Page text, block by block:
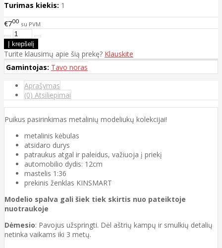
Turimas kiekis: 1
€700 su PVM
Turite klausimų apie šią prekę? Klauskite
Gamintojas: Tavo noras
Aprašymas
(0) Atsiliepimai
Puikus pasirinkimas metalinių modeliukų kolekcijai!
metalinis kėbulas
atsidaro durys
patraukus atgal ir paleidus, važiuoja į priekį
automobilio dydis: 12cm
mastelis 1:36
prekinis ženklas KINSMART
Modelio spalva gali šiek tiek skirtis nuo pateiktoje
nuotraukoje
Dėmesio: Pavojus užspringti. Dėl aštrių kampų ir smulkių detalių
netinka vaikams iki 3 metų.